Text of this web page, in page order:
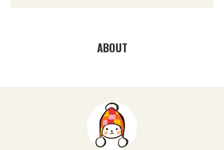
ABOUT